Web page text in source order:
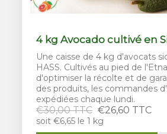
4 kg Avocado cultivé en
Une caisse de 4 kg d'avocats
HASS. Cultivés au pied de
d'optimiser la récolte et de
des produits, les commandes
expédiées chaque lundi.
€30,00 TTC €26,60 TTC
soit €6,65 le 1 kg